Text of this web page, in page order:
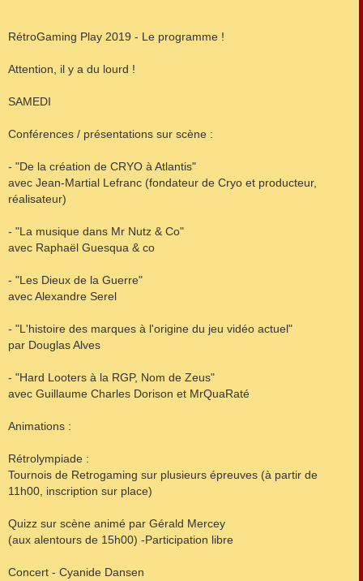
RétroGaming Play 2019 - Le programme !
Attention, il y a du lourd !
SAMEDI
Conférences / présentations sur scène :
- "De la création de CRYO à Atlantis"
avec Jean-Martial Lefranc (fondateur de Cryo et producteur,
réalisateur)
- "La musique dans Mr Nutz & Co"
avec Raphaël Guesqua & co
- "Les Dieux de la Guerre"
avec Alexandre Serel
- "L'histoire des marques à l'origine du jeu vidéo actuel"
par Douglas Alves
- "Hard Looters à la RGP, Nom de Zeus"
avec Guillaume Charles Dorison et MrQuaRaté
Animations :
Rétrolympiade :
Tournois de Retrogaming sur plusieurs épreuves (à partir de
11h00, inscription sur place)
Quizz sur scène animé par Gérald Mercey
(aux alentours de 15h00) -Participation libre
Concert - Cyanide Dansen